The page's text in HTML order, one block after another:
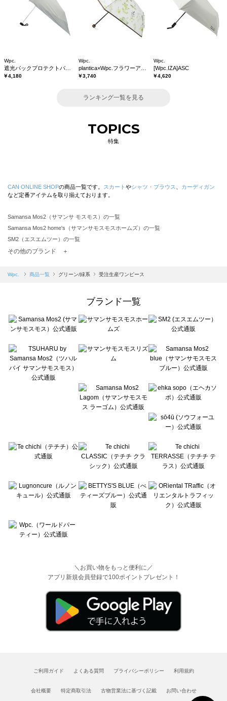
Wpc.
￥4,180
Wpc.
￥3,740
Wpc.
[Wpc.IZA]ASC
￥4,620
ランキング一覧を見る
TOPICS
特集
CAN ONLINE SHOPの商品一覧です。 スカート やシャツ・ブラウス
カーディガン
など定番アイテムを取り揃えております。
Samansa Mos2（サマンサ モスモス）の一覧
Samansa Mos2 home's（サマンサモスモスホームズ）の一覧
SM2（エスエムツー）の一覧
TSUHARU by Samansa Mos2（ツハルバイサマンサモスモス）の一覧
Samansa Mos2 blue（サマンサモスモス ブルー）の一覧
Te chichi（テチチ）の一覧
Te chichi CLASSIC（テチチ クラシック）の一覧
Lugnoncure（ルノンキュール）の一覧
BETTY'S BLUE（べティーズブルー）の一覧
Wpc.（ワールドパーティー）の一覧
その他のブランド ＋
Wpc. 商品一覧 グリーン/緑系 受注生産ワンピース
ブランド一覧
＼お買い物をもっと便利に／
アプリ新規会員登録で100ポイントプレゼント！
ご利用ガイド よくある質問 プライバシーポリシー 利用規約
会社概要 特定商取引法 古物営業法に基づく記載 お問い合わせ